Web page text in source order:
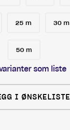
25 m 30 m
50 m
som liste
I ØNSKELISTE